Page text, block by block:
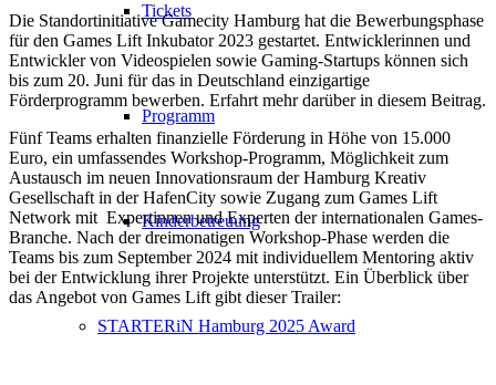
Tickets
Programm
Kinderbetreuung
STARTERiN Hamburg 2025 Award
Die Standortinitiative Gamecity Hamburg hat die Bewerbungsphase
für den Games Lift Inkubator 2023 gestartet. Entwicklerinnen und
Entwickler von Videospielen sowie Gaming-Startups können sich
bis zum 20. Juni für das in Deutschland einzigartige
Förderprogramm bewerben. Erfahrt mehr darüber in diesem Beitrag.
Fünf Teams erhalten finanzielle Förderung in Höhe von 15.000
Euro, ein umfassendes Workshop-Programm, Möglichkeit zum
Austausch im neuen Innovationsraum der Hamburg Kreativ
Gesellschaft in der HafenCity sowie Zugang zum Games Lift
Network mit Expertinnen und Experten der internationalen Games-
Branche. Nach der dreimonatigen Workshop-Phase werden die
Teams bis zum September 2024 mit individuellem Mentoring aktiv
bei der Entwicklung ihrer Projekte unterstützt. Ein Überblick über
das Angebot von Games Lift gibt dieser Trailer: